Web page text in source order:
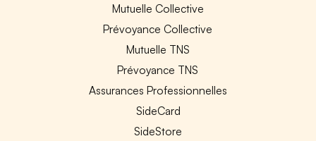
Mutuelle Collective
Prévoyance Collective
Mutuelle TNS
Prévoyance TNS
Assurances Professionnelles
SideCard
SideStore